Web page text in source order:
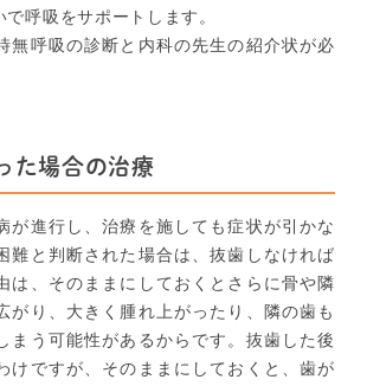
呼吸をサポートします。
無呼吸の診断と内科の先生の紹介状が必
た場合の治療
が進行し、治療を施しても症状が引かな
難と判断された場合は、抜歯しなければ
は、そのままにしておくとさらに骨や隣
がり、大きく腫れ上がったり、隣の歯も
まう可能性があるからです。抜歯した後
けですが、そのままにしておくと、歯が